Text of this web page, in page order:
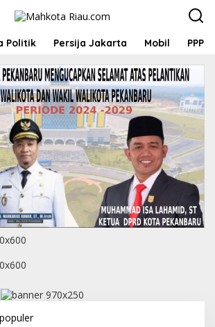
Politik Persija Jakarta Mobil PPP
L